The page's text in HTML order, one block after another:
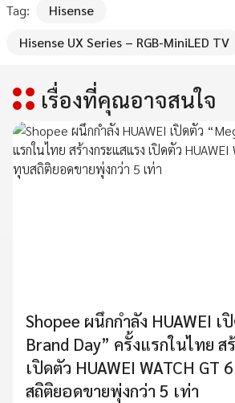
Tag:
Hisense
Hisense UX Series – RGB-MiniLED TV
เรื่องที่คุณอาจสนใจ
Shopee ผนึกกำลัง HUAWEI เ
Brand Day” ครั้งแรกในไทย ส
เปิดตัว HUAWEI WATCH GT
สถิติยอดขายพุ่งกว่า 5 เท่า